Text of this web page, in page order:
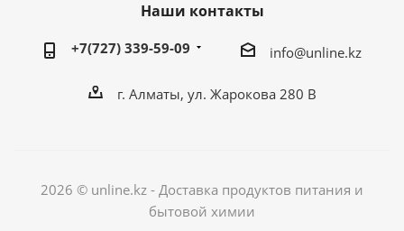
Наши контакты
+7(727) 339-59-09 info@unline.kz
г. Алматы, ул. Жарокова 280 В
2026 © unline.kz - Доставка продуктов питания и
бытовой химии